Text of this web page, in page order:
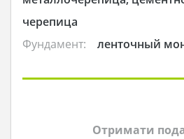
черепица
Фундамент:
ленточный
Отримати